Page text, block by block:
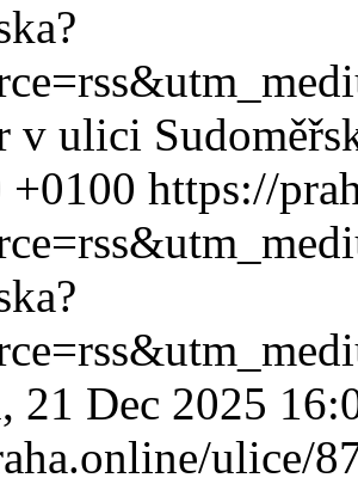
v ulici
+0100 https://
21 Dec 2025
ulice/